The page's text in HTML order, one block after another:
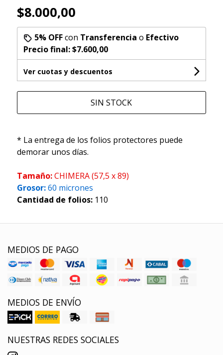
$8.000,00
5% OFFcon Transferencia o Efectivo
Precio final:$7.600,00
Ver cuotas y descuentos
SIN STOCK
* La entrega de los folios protectores puede
demorar unos días.
Tamaño:CHIMERA (57,5 x 89)
Grosor:60 micrones
Cantidad de folios:110
MEDIOS DE PAGO
MEDIOS DE ENVÍO
NUESTRAS REDES SOCIALES